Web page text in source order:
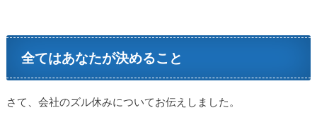
全てはあなたが決めること
さて、会社のズル休みについてお伝えしました。